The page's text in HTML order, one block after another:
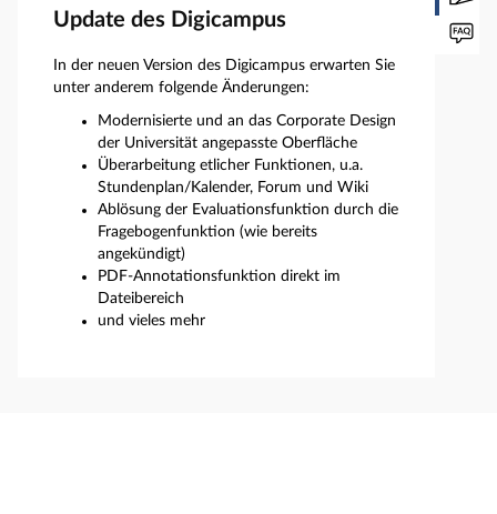
Update des Digicampus
In der neuen Version des Digicampus erwarten Sie
unter anderem folgende Änderungen:
Modernisierte und an das Corporate Design
der Universität angepasste Oberfläche
Überarbeitung etlicher Funktionen, u.a.
Stundenplan/Kalender, Forum und Wiki
Ablösung der Evaluationsfunktion durch die
Fragebogenfunktion (wie bereits
angekündigt)
PDF-Annotationsfunktion direkt im
Dateibereich
und vieles mehr